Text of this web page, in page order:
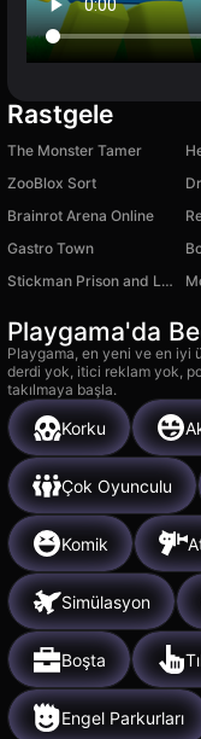
Rastgele
The Monster Tamer
ZooBlox Sort
Brainrot Arena Online
Gastro Town
Stickman Prison and Love
Playgama'da
Playgama, en yeni ve en iyi
derdi yok, itici reklam yok,
takılmaya başla.
Korku
Çok Oyunculu
Komik
Simülasyon
Boşta
Engel Parkurları